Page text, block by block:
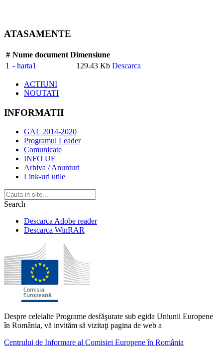
ATASAMENTE
# Nume document Dimensiune
1 - harta1 129.43 Kb Descarca
ACTIUNI
NOUTATI
INFORMATII
GAL 2014-2020
Programul Leader
Comunicate
INFO UE
Arhiva / Anunturi
Link-uri utile
Search
Descarca Adobe reader
Descarca WinRAR
Despre celelalte Programe desfăşurate sub egida Uniunii Europene
în România, vă invităm să vizitaţi pagina de web a
Centrului de Informare al Comisiei Europene în România